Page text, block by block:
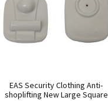
EAS Security Clothing Anti-
shoplifting New Large Square